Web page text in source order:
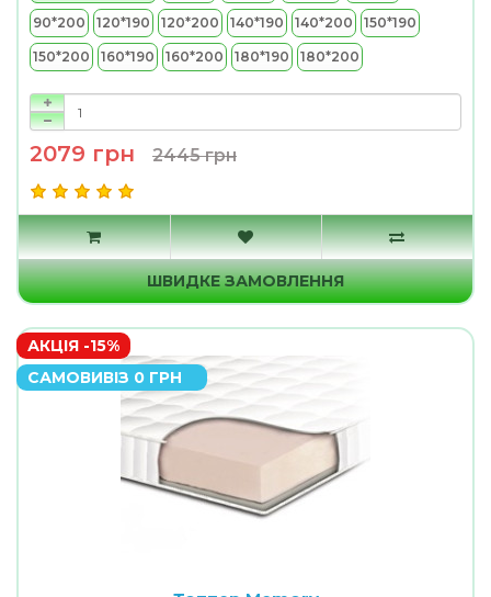
90*200 120*190 120*200 140*190 140*200 150*190
150*200 160*190 160*200 180*190 180*200
2079 грн 2445 грн
ШВИДКЕ ЗАМОВЛЕННЯ
АКЦІЯ -15%
САМОВИВІЗ 0 ГРН